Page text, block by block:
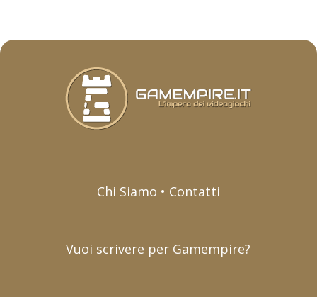
Chi Siamo • Contatti
Vuoi scrivere per Gamempire?